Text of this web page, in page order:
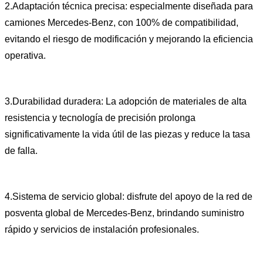
2.Adaptación técnica precisa: especialmente diseñada para
camiones Mercedes-Benz, con 100% de compatibilidad,
evitando el riesgo de modificación y mejorando la eficiencia
operativa.
3.Durabilidad duradera: La adopción de materiales de alta
resistencia y tecnología de precisión prolonga
significativamente la vida útil de las piezas y reduce la tasa
de falla.
4.Sistema de servicio global: disfrute del apoyo de la red de
posventa global de Mercedes-Benz, brindando suministro
rápido y servicios de instalación profesionales.